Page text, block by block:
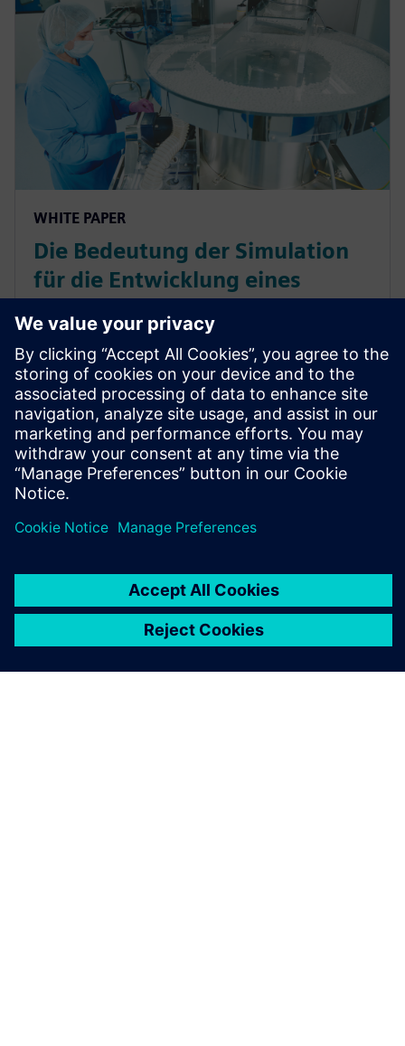
WHITE PAPER
Die Bedeutung der Simulation
für die Entwicklung eines
Herstellungsprozesses
Die Product Lifecycle Management-Lösungen (PLM)
von Siemens Digital Industries Software umfassen
digitale Produktentwicklung, digitale Fertigung und
digitales Produktdatenmanagement.